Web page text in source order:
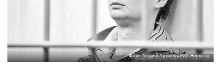
Фото: Андрей Архипов/РИА Новости